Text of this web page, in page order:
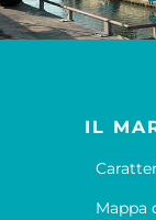
IL
Mappa